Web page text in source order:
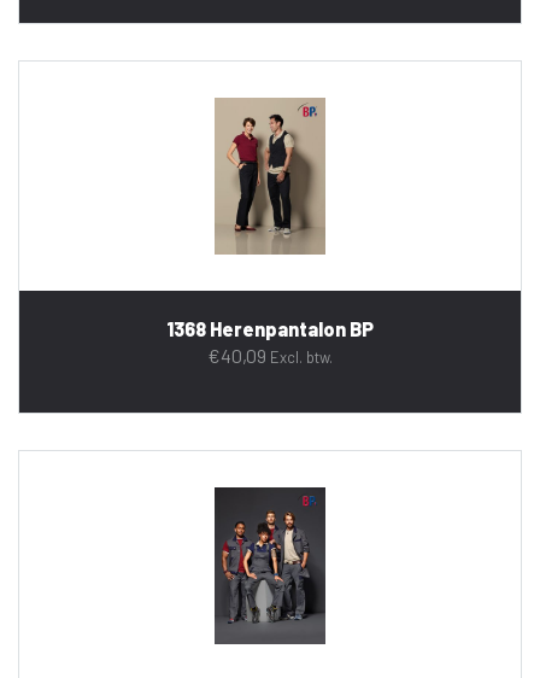
1368 Herenpantalon BP
€40,09 Excl. btw.